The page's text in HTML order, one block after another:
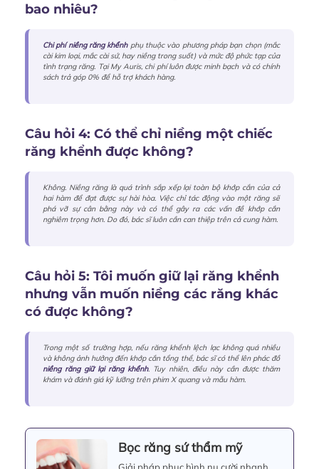
bao nhiêu?
Chi phí niềng răng khểnhphụ thuộc vào phương pháp bạn chọn (mắc
cài kim loại, mắc cài sứ, hay niềng trong suốt) và mức độ phức tạp của
tình trạng răng. Tại My Auris, chi phí luôn được minh bạch và có chính
sách trả góp 0% để hỗ trợ khách hàng.
Câu hỏi 4: Có thể chỉ niềng một chiếc
răng khểnh được không?
Không. Niềng răng là quá trình sắp xếp lại toàn bộ khớp cắn của cả
hai hàm để đạt được sự hài hòa. Việc chỉ tác động vào một răng sẽ
phá vỡ sự cân bằng này và có thể gây ra các vấn đề khớp cắn
nghiêm trọng hơn. Do đó, bác sĩ luôn cần can thiệp trên cả cung hàm.
Câu hỏi 5: Tôi muốn giữ lại răng khểnh
nhưng vẫn muốn niềng các răng khác
có được không?
Trong một số trường hợp, nếu răng khểnh lệch lạc không quá nhiều
và không ảnh hưởng đến khớp cắn tổng thể, bác sĩ có thể lên phác đồ
niềng răng giữ lại răng khểnh. Tuy nhiên, điều này cần được thăm
khám và đánh giá kỹ lưỡng trên phim X quang và mẫu hàm.
Bọc răng sứ thẩm mỹ
Giải pháp phục hình nụ cười nhanh